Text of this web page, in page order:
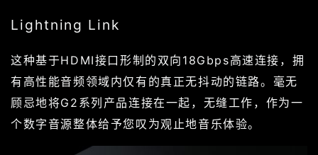
Lightning Link
这种基于HDMI接口形制的双向18Gbps高速连接，拥
有高性能音频领域内仅有的真正无抖动的链路。毫无
顾忌地将G2系列产品连接在一起，无缝工作，作为一
个数字音源整体给予您叹为观止地音乐体验。